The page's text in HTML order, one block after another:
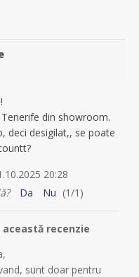
din showroom.
deci desigilat,, se poate
20:28
Da Nu (1/1 )
recenzie
sunt doar pentru